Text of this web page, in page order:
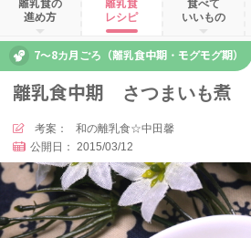
離乳食の
進め方
離乳食
レシピ
食べて
いいもの
7～8カ月ごろ（離乳食中期・モグモグ期）
離乳食中期 さつまいも煮
考案：
和の離乳食☆中田馨
公開日：
2015/03/12